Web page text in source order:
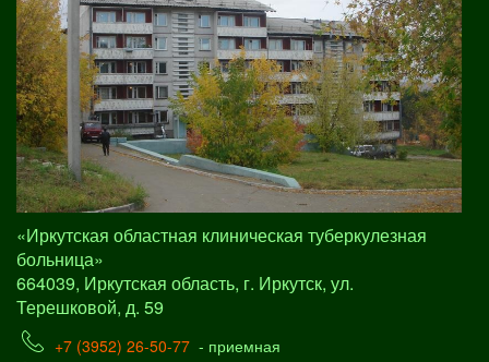
«Иркутская областная клиническая туберкулезная
больница»
664039, Иркутская область, г. Иркутск, ул.
Терешковой, д. 59
+7 (3952) 26-50-77 - приемная